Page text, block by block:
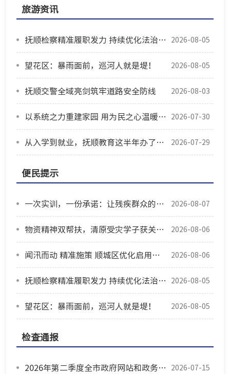
旅游资讯
抚顺检察精准履职发力 持续优化法治化营商环境 2026-08-05
望花区：暴雨面前，巡河人就是堤！ 2026-08-05
抚顺交警全域亮剑筑牢道路安全防线 2026-08-03
以系统之力重建家园 用为民之心温暖灾区 2026-07-30
从入学到就业，抚顺教育这半年办了这些实事 2026-07-29
便民提示
一次实训，一份承诺：让残疾群众的生活更有尊严 2026-08-07
物资精神双帮扶，清原受灾学子获关爱重拾信心 2026-08-06
闻汛而动 精准施策 顺城区优化启用防汛安置点筑牢安全防线 2026-08-06
抚顺检察精准履职发力 持续优化法治化营商环境 2026-08-05
望花区：暴雨面前，巡河人就是堤！ 2026-08-05
检查通报
2026年第二季度全市政府网站和政务新媒体监管情况通报 2026-07-15